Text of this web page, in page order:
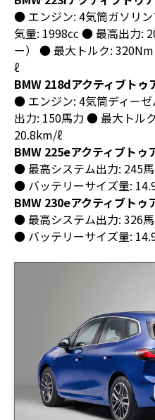
● エンジン: 4気筒ガソリ
気量: 1998cc ● 最高出力:
ー） ● 最大トルク:
ℓ
BMW 218dアクティブトゥ
● エンジン: 4気筒ディー
出力: 150馬力 ● 最大トル
20.8km/ℓ
BMW 225eアクティブトゥ
● 最高システム出力: 245
● バッテリーサイズ量:
BMW 230eアクティブトゥ
● 最高システム出力: 326
● バッテリーサイズ量: